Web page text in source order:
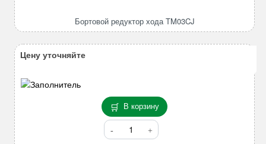
TM03CJ
Бортовой редуктор хода TM03CJ
В корзину
Количество
товара
Цену уточняйте